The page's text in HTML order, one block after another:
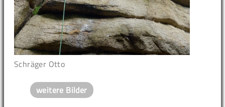
Schräger Otto
weitere Bilder